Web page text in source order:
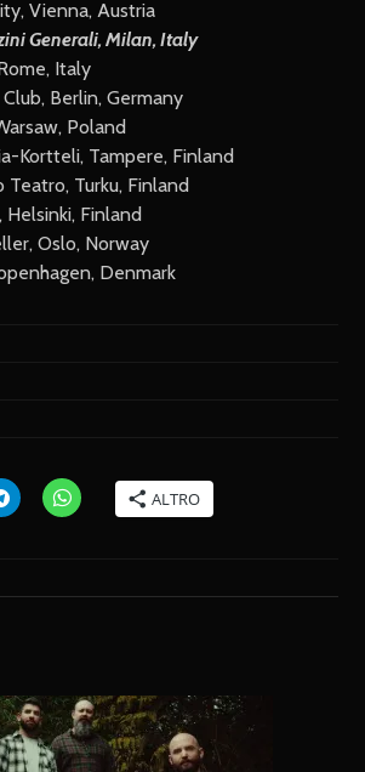
Vienna, Austria
Generali, Milan, Italy
Italy
Berlin, Germany
Poland
Kortteli, Tampere, Finland
Teatro, Turku, Finland
Helsinki, Finland
Oslo, Norway
Denmark
ALTRO